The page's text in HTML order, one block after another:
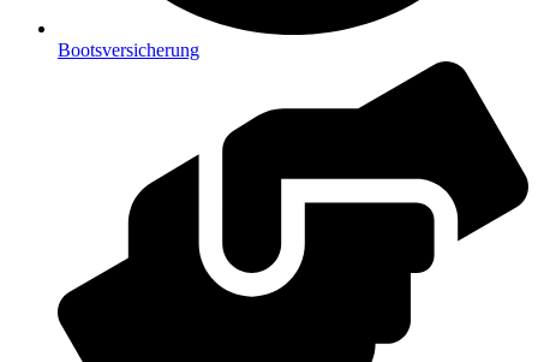
Bootsversicherung